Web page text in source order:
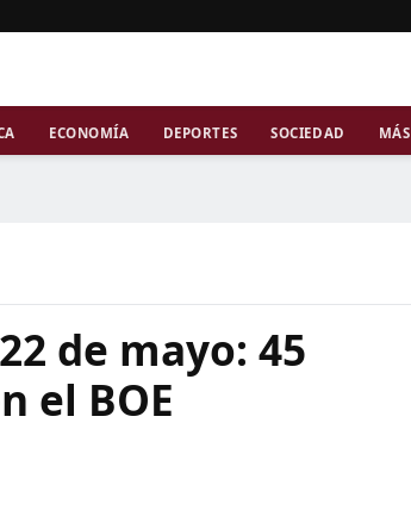
ECONOMÍA DEPORTES SOCIEDAD MÁS
de mayo: 45
el BOE